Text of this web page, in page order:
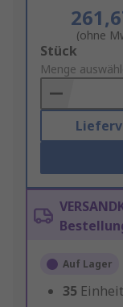
(ohne
Add
to
Basket
Stück
Menge
Auf Lager
35